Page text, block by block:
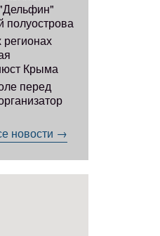
полуострова
Крыма
перед
новости →